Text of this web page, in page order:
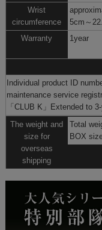
Wrist
circumference
5cm～
Warranty
1year
Individual product ID
maintenance service
「CLUB K」 Extended to
The weight and
size for
overseas
shipping
Total
BOX